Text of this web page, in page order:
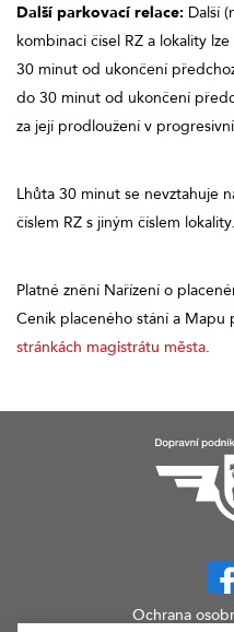
Další parkovací relace: Další
kombinaci čísel RZ a lokality
30 minut od ukončení
do 30 minut od ukončení
za její prodloužení v
Lhůta 30 minut se nevztahuje
číslem RZ s jiným číslem lokality.
Platné znění Nařízení o
Ceník placeného stání a Mapu
stránkách magistrátu města.
Ochrana